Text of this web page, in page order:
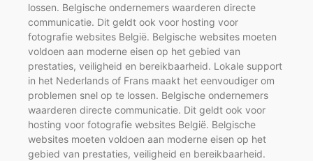
lossen. Belgische ondernemers waarderen directe
communicatie. Dit geldt ook voor hosting voor
fotografie websites België. Belgische websites moeten
voldoen aan moderne eisen op het gebied van
prestaties, veiligheid en bereikbaarheid. Lokale support
in het Nederlands of Frans maakt het eenvoudiger om
problemen snel op te lossen. Belgische ondernemers
waarderen directe communicatie. Dit geldt ook voor
hosting voor fotografie websites België. Belgische
websites moeten voldoen aan moderne eisen op het
gebied van prestaties, veiligheid en bereikbaarheid.